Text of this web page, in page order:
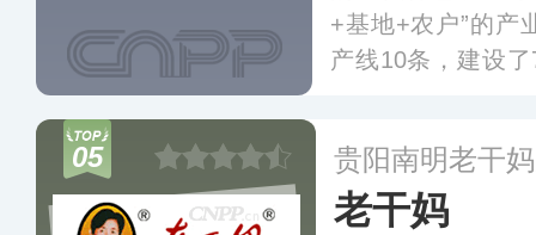
+基地+农户”的产
产线10条，建设
农贸市场。更多
05 贵阳南明老干
老干妈